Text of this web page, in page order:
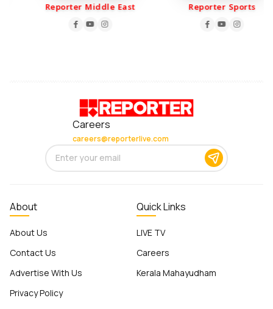
Reporter Middle East Reporter Sports
Careers
careers@reporterlive.com
About
About Us
Contact Us
Advertise With Us
Privacy Policy
Quick Links
LIVE TV
Careers
Kerala Mahayudham